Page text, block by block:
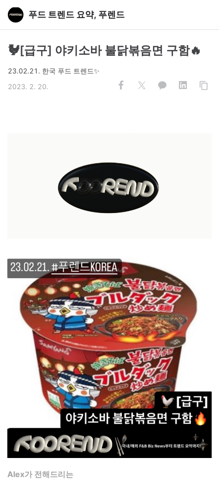
푸드 트렌드 요약, 푸렌드
🐓[급구] 야키소바 불닭볶음면 구함🔥
23.02.21. 한국 푸드 트렌드✨
2023. 2. 20.
Alex가 전해드리는